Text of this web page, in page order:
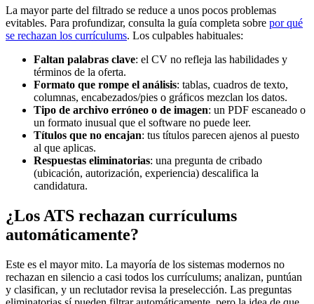
La mayor parte del filtrado se reduce a unos pocos problemas
evitables. Para profundizar, consulta la guía completa sobre por qué
se rechazan los currículums. Los culpables habituales:
Faltan palabras clave: el CV no refleja las habilidades y
términos de la oferta.
Formato que rompe el análisis: tablas, cuadros de texto,
columnas, encabezados/pies o gráficos mezclan los datos.
Tipo de archivo erróneo o de imagen: un PDF escaneado o
un formato inusual que el software no puede leer.
Títulos que no encajan: tus títulos parecen ajenos al puesto
al que aplicas.
Respuestas eliminatorias: una pregunta de cribado
(ubicación, autorización, experiencia) descalifica la
candidatura.
¿Los ATS rechazan currículums
automáticamente?
Este es el mayor mito. La mayoría de los sistemas modernos no
rechazan en silencio a casi todos los currículums; analizan, puntúan
y clasifican, y un reclutador revisa la preselección. Las preguntas